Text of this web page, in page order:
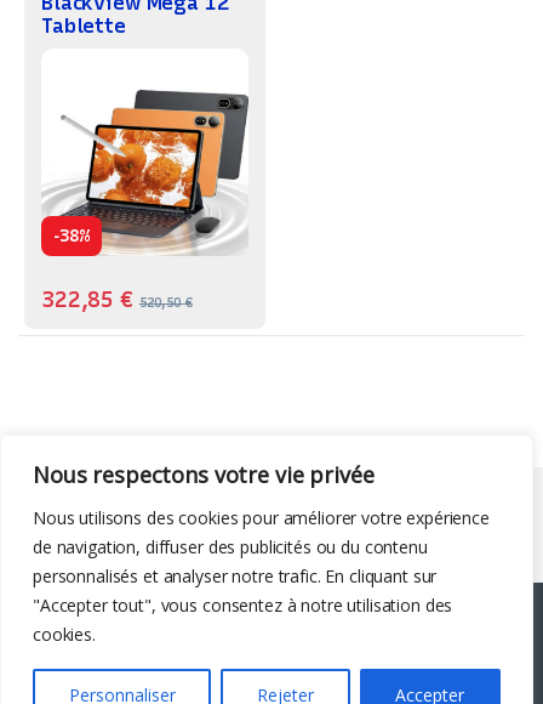
Nous respectons votre vie privée
Nous utilisons des cookies pour améliorer votre expérience
de navigation, diffuser des publicités ou du contenu
personnalisés et analyser notre trafic. En cliquant sur
"Accepter tout", vous consentez à notre utilisation des
cookies.
Personnaliser Rejeter Accepter
Tablette
-38%
322,85€ 520,50€
Liens utiles